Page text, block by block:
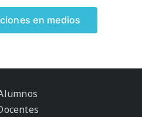
en medios